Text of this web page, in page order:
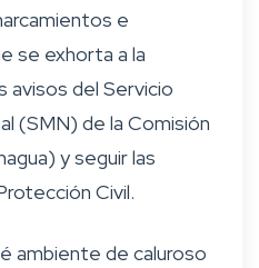
e
se exhorta a la
avisos del Servicio
(SMN) de la Comisión
y seguir las
Civil.
ambiente de caluroso